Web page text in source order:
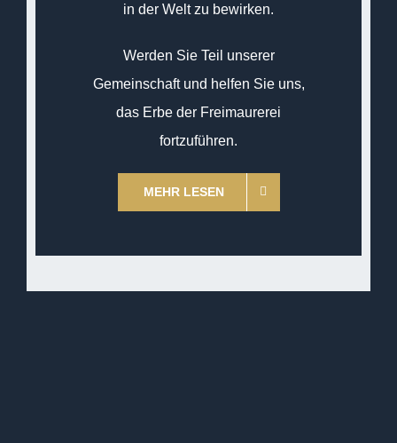
in der Welt zu bewirken.
Werden Sie Teil unserer
Gemeinschaft und helfen Sie uns,
das Erbe der Freimaurerei
fortzuführen.
MEHR LESEN